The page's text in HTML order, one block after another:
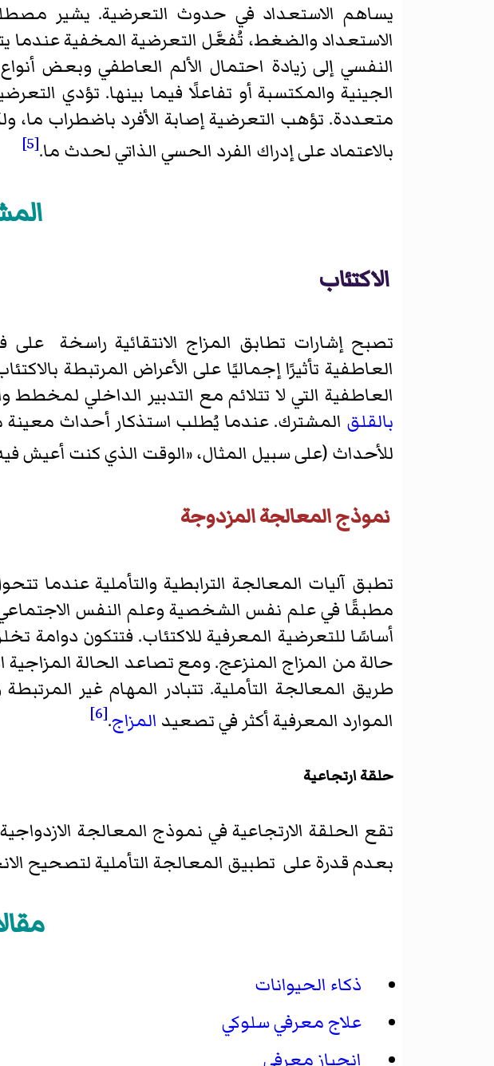
يساهم الاستعداد في حدوث التعرضية. يشير
الاستعداد والضغط، تُفعَّل التعرضية المخفية عندما
النفسي إلى زيادة احتمال الألم العاطفي وبعض
الجينية والمكتسبة أو تفاعلًا فيما بينها. تؤدي
متعددة. تؤهب التعرضية إصابة الأفرد باضطراب ما،
بالاعتماد على إدراك الفرد الحسي الذاتي لحدث ما.[5]
الاكتئاب
تصبح إشارات تطابق المزاج الانتقائية راسخة
العاطفية تأثيرًا إجماليًا على الأعراض المرتبطة
العاطفية التي لا تتلائم مع التدبير الداخلي لمخطط
بالقلق المشترك. عندما يُطلب استذكار أحداث معينة
للأحداث (على سبيل المثال، «الوقت الذي كنت أعيش
نموذج المعالجة المزدوجة
تطبق آليات المعالجة الترابطية والتأملية عندما
مطبقًا في علم نفس الشخصية وعلم النفس الاجتماعي
أساسًا للتعرضية المعرفية للاكتئاب. فتتكون دوامة
حالة من المزاج المنزعج. ومع تصاعد الحالة المزاجية
طريق المعالجة التأملية. تتبادر المهام غير
الموارد المعرفية أكثر في تصعيد المزاج.
[6]
حلقة ارتجاعية
تقع الحلقة الارتجاعية في نموذج المعالجة
بعدم قدرة على تطبيق المعالجة التأملية لتصحيح
ذكاء الحيوانات
علاج معرفي سلوكي
انحياز معرفي